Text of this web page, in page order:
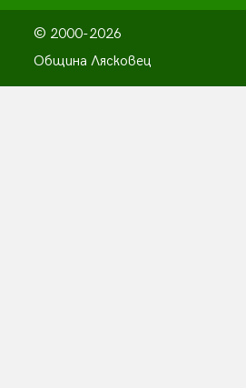
© 2000-2026
Община Лясковец